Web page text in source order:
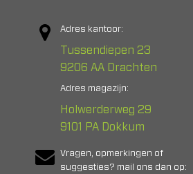
Adres kantoor:
Tussendiepen 23
9206 AA Drachten
Adres magazijn:
Holwerderweg 29
9101 PA Dokkum
Vragen, opmerkingen of
suggesties? mail ons dan op: